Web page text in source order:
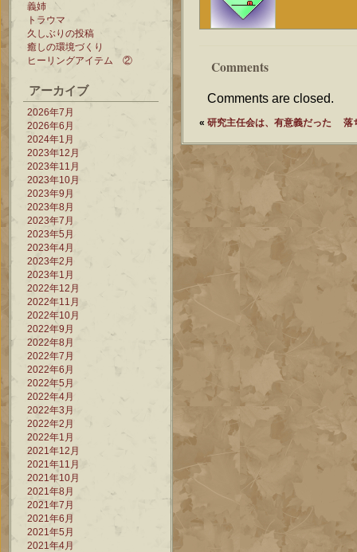
義姉
トラウマ
久しぶりの投稿
癒しの環境づくり
ヒーリングアイテム ②
アーカイブ
2026年7月
2026年6月
2024年1月
2023年12月
2023年11月
2023年10月
2023年9月
2023年8月
2023年7月
2023年5月
2023年4月
2023年2月
2023年1月
2022年12月
2022年11月
2022年10月
2022年9月
2022年8月
2022年7月
2022年6月
2022年5月
2022年4月
2022年3月
2022年2月
2022年1月
2021年12月
2021年11月
2021年10月
2021年8月
2021年7月
2021年6月
2021年5月
2021年4月
Comments
Comments are closed.
« 研究主任会は、有意義だった 落